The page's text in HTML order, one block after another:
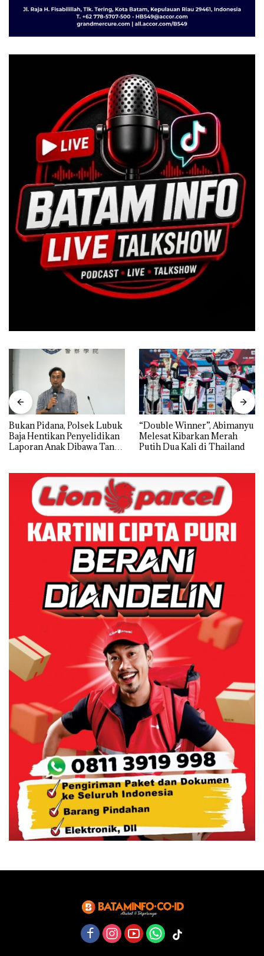
Bukan Pidana, Polsek Lubuk
Baja Hentikan Penyelidikan
Laporan Anak Dibawa Tanpa
“Double Winner”, Abimanyu
Melesat Kibarkan Merah
Putih Dua Kali di Thailand